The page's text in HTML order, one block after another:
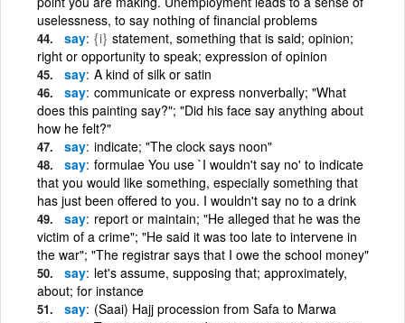
uselessness, to say nothing of financial problems
say {i} statement, something that is said; opinion;
right or opportunity to speak; expression of opinion
say A kind of silk or satin
say communicate or express nonverbally; "What
does this painting say?"; "Did his face say anything about
how he felt?"
say indicate; "The clock says noon"
say formulae You use `I wouldn't say no' to indicate
that you would like something, especially something that
has just been offered to you. I wouldn't say no to a drink
say report or maintain; "He alleged that he was the
victim of a crime"; "He said it was too late to intervene in
the war"; "The registrar says that I owe the school money"
say let's assume, supposing that; approximately,
about; for instance
say (Saai) Hajj procession from Safa to Marwa